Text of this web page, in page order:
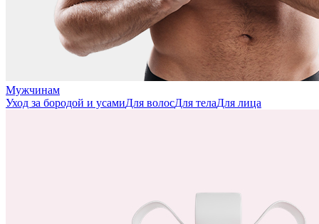
Мужчинам
Уход за бородой и усамиДля волосДля телаДля лица